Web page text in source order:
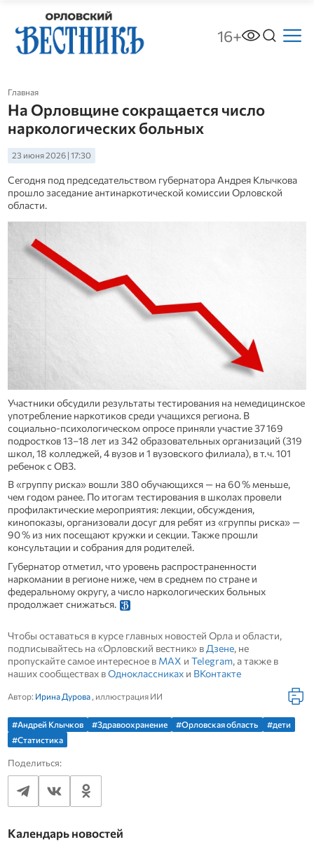
16+
Главная
На Орловщине сокращается число
наркологических больных
23 июня 2026 | 17:30
Сегодня под председательством губернатора Андрея Клычкова
прошло заседание антинаркотической комиссии Орловской
области.
Участники обсудили результаты тестирования на немедицинское
употребление наркотиков среди учащихся региона. В
социально‑психологическом опросе приняли участие 37 169
подростков 13–18 лет из 342 образовательных организаций (319
школ, 18 колледжей, 4 вузов и 1 вузовского филиала), в т. ч. 101
ребенок с ОВЗ.
В «группу риска» вошли 380 обучающихся — на 60 % меньше,
чем годом ранее. По итогам тестирования в школах провели
профилактические мероприятия: лекции, обсуждения,
кинопоказы, организовали досуг для ребят из «группы риска» —
90 % из них посещают кружки и секции. Также прошли
консультации и собрания для родителей.
Губернатор отметил, что уровень распространенности
наркомании в регионе ниже, чем в среднем по стране и
федеральному округу, а число наркологических больных
продолжает снижаться.
Чтобы оставаться в курсе главных новостей Орла и области,
подписывайтесь на «Орловский вестник» в Дзене, не
пропускайте самое интересное в MAX и Telegram, а также в
наших сообществах вОдноклассникахи ВКонтакте
Автор: Ирина Дурова, иллюстрация ИИ
#Андрей Клычков #Здравоохранение #Орловская область
#дети
#Статистика
Поделиться:
Календарь новостей